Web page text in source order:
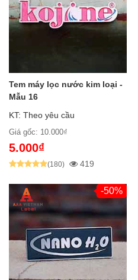
Tem máy lọc nước kim loại -
Mẫu 16
KT: Theo yêu cầu
Giá gốc: 10.000₫
5.000₫
(180) 419
-50%